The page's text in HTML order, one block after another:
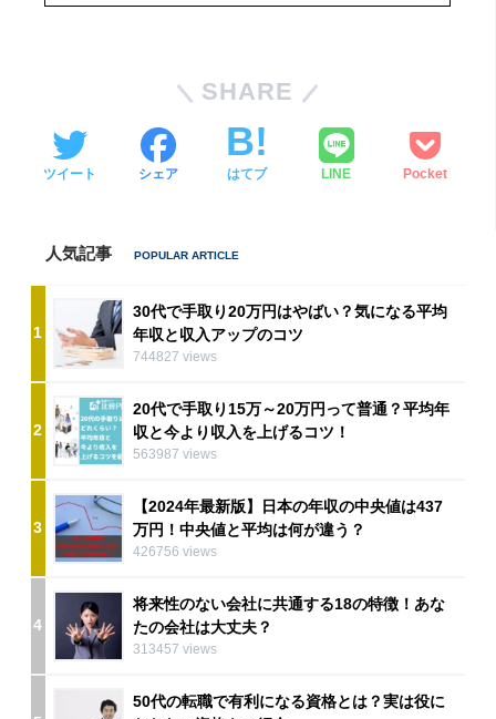
SHARE
ツイート シェア はてブ LINE Pocket
人気記事
1
30代で手取り20万円はやばい？気になる平均
年収と収入アップのコツ
744827 views
2
20代で手取り15万～20万円って普通？平均年
収と今より収入を上げるコツ！
563987 views
3
【2024年最新版】日本の年収の中央値は437
万円！中央値と平均は何が違う？
426756 views
4
将来性のない会社に共通する18の特徴！あな
たの会社は大丈夫？
313457 views
50代の転職で有利になる資格とは？実は役に